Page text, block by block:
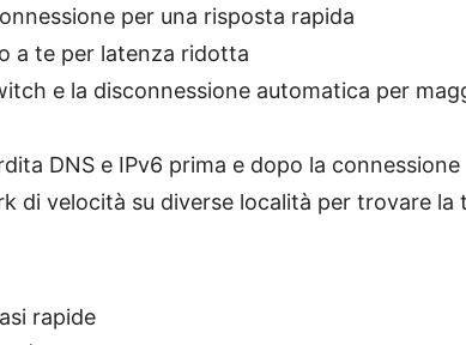
per una risposta rapida
a te per latenza ridotta
e la disconnessione automatica per
DNS e IPv6 prima e dopo la connessione
di velocità su diverse località per trovare la
rapide